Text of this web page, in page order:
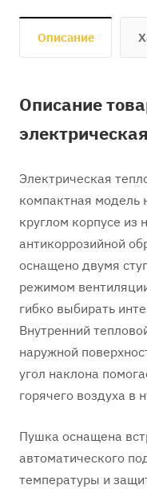
Описание
Описание
Электрическая
компактная модель
круглом корпусе
антикоррозийной
оснащено двумя
режимом
гибко выбирать
Внутренний
наружной
угол наклона
горячего воздуха в
Пушка оснащена
автоматического
температуры и